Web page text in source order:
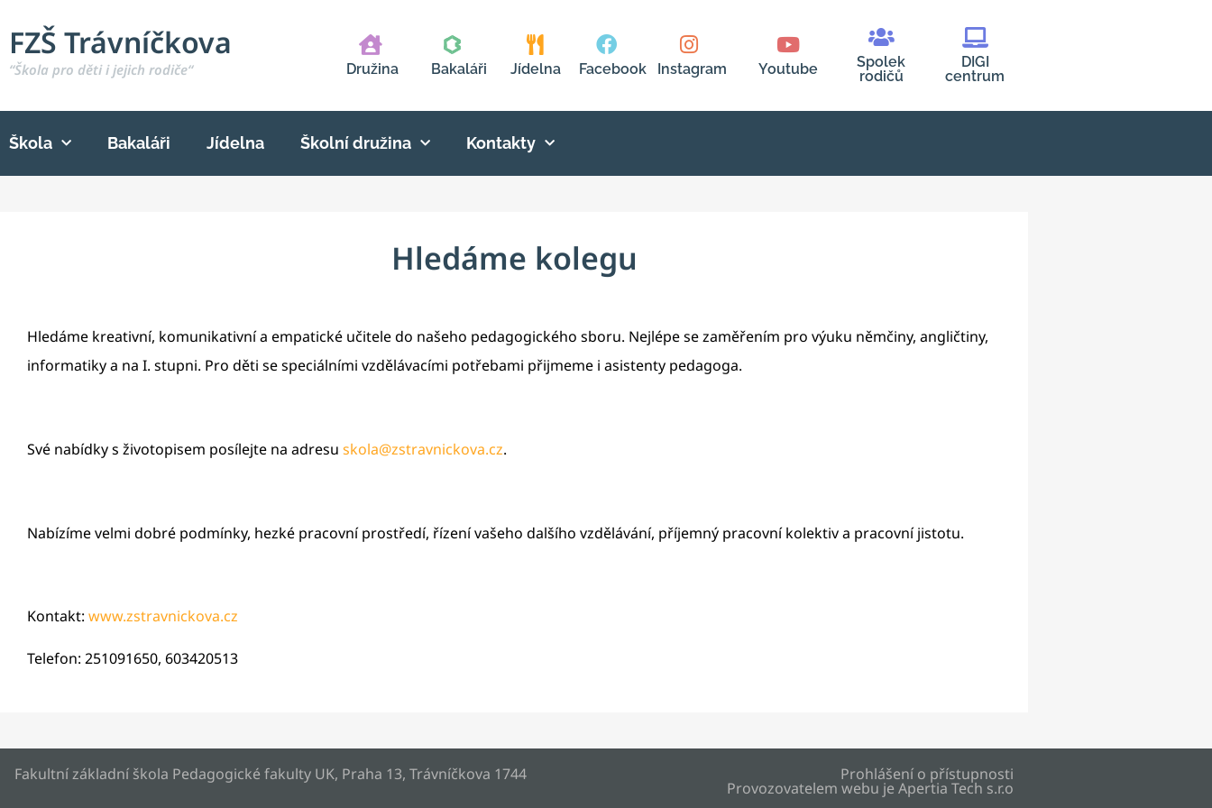
FZŠ Trávníčkova
“Škola pro děti i jejich rodiče“ Družina Bakaláři Jídelna Facebook Instagram Youtube
Spolek
rodičů
DIGI
centrum
Škola Bakaláři Jídelna Školní družina Kontakty
Hledáme kolegu
Hledáme kreativní, komunikativní a empatické učitele do našeho pedagogického sboru. Nejlépe se zaměřením pro výuku němčiny, angličtiny,
informatiky a na I. stupni. Pro děti se speciálními vzdělávacími potřebami přijmeme i asistenty pedagoga.
Své nabídky s životopisem posílejte na adresu skola@zstravnickova.cz.
Nabízíme velmi dobré podmínky, hezké pracovní prostředí, řízení vašeho dalšího vzdělávání, příjemný pracovní kolektiv a pracovní jistotu.
Kontakt: www.zstravnickova.cz
Telefon: 251091650, 603420513
Fakultní základní škola Pedagogické fakulty UK, Praha 13, Trávníčkova 1744 Prohlášení o přístupnosti
Provozovatelem webu jeApertia Tech s.r.o